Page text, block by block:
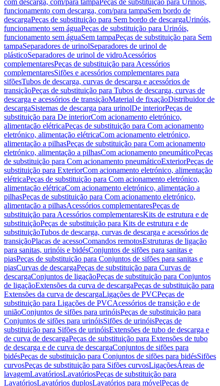
com descarga, com/para tampaPeças de substituição para Urinóis,
funcionamento com descarga, com/para tampaSem bordo de
descargaPeças de substituição para Sem bordo de descargaUrinóis,
funcionamento sem águaPeças de substituição para Urinóis,
funcionamento sem águaSem tampaPeças de substituição para Sem
tampaSeparadores de urinolSeparadores de urinol de
plásticoSeparadores de urinol de vidroAcessórios
complementaresPeças de substituição para Acessórios
complementaresSifões e acessórios complementares para
sifõesTubos de descarga, curvas de descarga e acessórios de
transiçãoPeças de substituição para Tubos de descarga, curvas de
descarga e acessórios de transiçãoMaterial de fixaçãoDistribuidor de
descargaSistemas de descarga para urinolDe interiorPeças de
substituição para De interiorCom acionamento eletrónico,
alimentação elétricaPeças de substituição para Com acionamento
eletrónico, alimentação elétricaCom acionamento eletrónico,
alimentação a pilhasPeças de substituição para Com acionamento
eletrónico, alimentação a pilhasCom acionamento pneumáticoPeças
de substituição para Com acionamento pneumáticoExteriorPeças de
substituição para ExteriorCom acionamento eletrónico, alimentação
elétricaPeças de substituição para Com acionamento eletrónico,
alimentação elétricaCom acionamento eletrónico, alimentação a
pilhasPeças de substituição para Com acionamento eletrónico,
alimentação a pilhasAcessórios complementaresPeças de
substituição para Acessórios complementaresKits de estrutura e de
substituiçãoPeças de substituição para Kits de estrutura e de
substituiçãoTubos de descarga, curvas de descarga e acessórios de
transiçãoPlacas de acessoComandos remotosEstruturas de ligação
para sanitas, urinóis e bidésConjuntos de sifões para sanitas e
piasPeças de substituição para Conjuntos de sifões para sanitas e
piasCurvas de descargaPeças de substituição para Curvas de
descargaConjuntos de ligaçãoPeças de substituição para Conjuntos
de ligaçãoExtensões da curva de descargaPeças de substituição para
Extensões da curva de descargaLigações de PVCPeças de
substituição para Ligações de PVCAcessórios de transição e de
uniãoConjuntos de sifões para urinóisPeças de substituição para
Conjuntos de sifões para urinóisSifões de urinóisPeças de
substituição para Sifões de urinóisExtensões de tubo de descarga e
de curva de descargaPeças de substituição para Extensões de tubo
de descarga e de curva de descargaConjuntos de sifões para
bidésPeças de substituição para Conjuntos de sifões para bidésSifões
curvosPeças de substituição para Sifões curvosLigaçõesÁreas de
lavagemLavatóriosLavatóriosPeças de substituição para
LavatóriosLavatórios duplosLavatórios para móvelPeças de